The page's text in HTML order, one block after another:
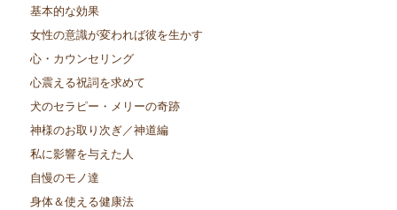
基本的な効果
女性の意識が変われば彼を生かす
心・カウンセリング
心震える祝詞を求めて
犬のセラピー・メリーの奇跡
神様のお取り次ぎ／神道編
私に影響を与えた人
自慢のモノ達
身体＆使える健康法